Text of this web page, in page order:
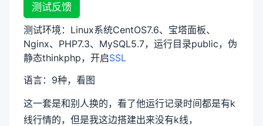
测试反馈
测试环境：Linux系统CentOS7.6、宝塔面板、
Nginx、PHP7.3、MySQL5.7，运行目录public，伪
静态thinkphp，开启SSL
语言：9种，看图
这一套是和别人换的，看了他运行记录时间都是有k
线行情的，但是我这边搭建出来没有k线，